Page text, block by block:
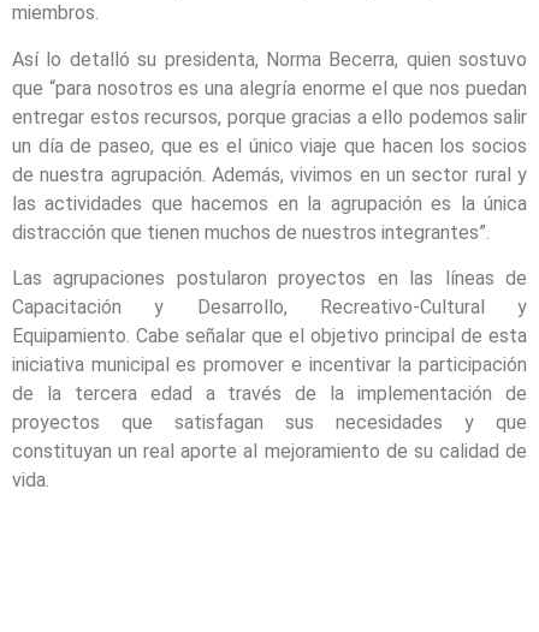
miembros.
Así lo detalló su presidenta, Norma Becerra, quien sostuvo
que “para nosotros es una alegría enorme el que nos puedan
entregar estos recursos, porque gracias a ello podemos salir
un día de paseo, que es el único viaje que hacen los socios
de nuestra agrupación. Además, vivimos en un sector rural y
las actividades que hacemos en la agrupación es la única
distracción que tienen muchos de nuestros integrantes”.
Las agrupaciones postularon proyectos en las líneas de
Capacitación y Desarrollo, Recreativo-Cultural y
Equipamiento. Cabe señalar que el objetivo principal de esta
iniciativa municipal es promover e incentivar la participación
de la tercera edad a través de la implementación de
proyectos que satisfagan sus necesidades y que
constituyan un real aporte al mejoramiento de su calidad de
vida.